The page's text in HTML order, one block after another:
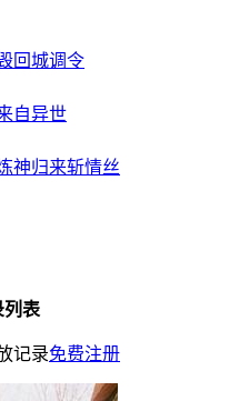
回城调令
自异世
神归来斩情丝
列表
记录免费注册